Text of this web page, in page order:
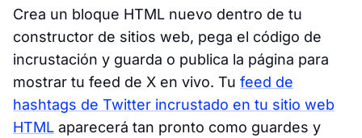
Crea un bloque HTML nuevo dentro de tu
constructor de sitios web, pega el código de
incrustación y guarda o publica la página para
mostrar tu feed de X en vivo. Tu feed de
hashtags de Twitter incrustado en tu sitio web
HTML aparecerá tan pronto como guardes y